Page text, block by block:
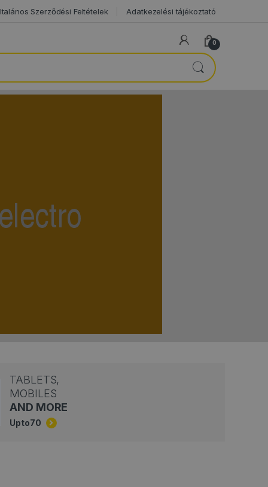
Szerződési Feltételek Adatkezelési tájékoztató
0
TABLETS,
MOBILES
AND MORE
Upto70